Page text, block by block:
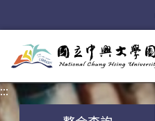
:::